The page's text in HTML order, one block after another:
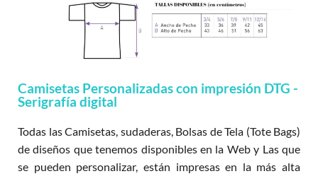
Camisetas Personalizadas con impresión DTG -
Serigrafía digital
Todas las Camisetas, sudaderas, Bolsas de Tela (Tote Bags)
de diseños que tenemos disponibles en la Web y Las que
se pueden personalizar, están impresas en la más alta